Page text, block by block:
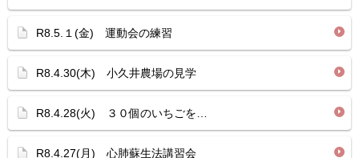
R8.5.１(金) 運動会の練習
R8.4.30(木) 小久井農場の見学
R8.4.28(火) ３０個のいちごを…
R8.4.27(月) 心肺蘇生法講習会